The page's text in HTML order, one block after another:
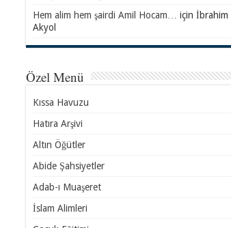
Hem alim hem şairdi Amil Hocam…
için İbrahim
Akyol
Özel Menü
Kıssa Havuzu
Hatıra Arşivi
Altın Öğütler
Abide Şahsiyetler
Adab-ı Muaşeret
İslam Alimleri